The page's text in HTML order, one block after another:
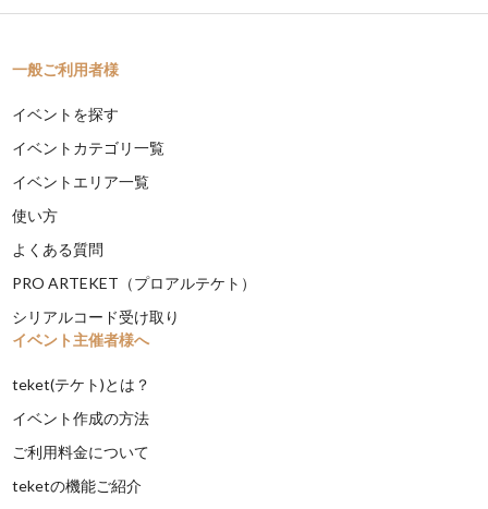
一般ご利用者様
イベントを探す
イベントカテゴリ一覧
イベントエリア一覧
使い方
よくある質問
PRO ARTEKET（プロアルテケト）
シリアルコード受け取り
イベント主催者様へ
teket(テケト)とは？
イベント作成の方法
ご利用料金について
teketの機能ご紹介